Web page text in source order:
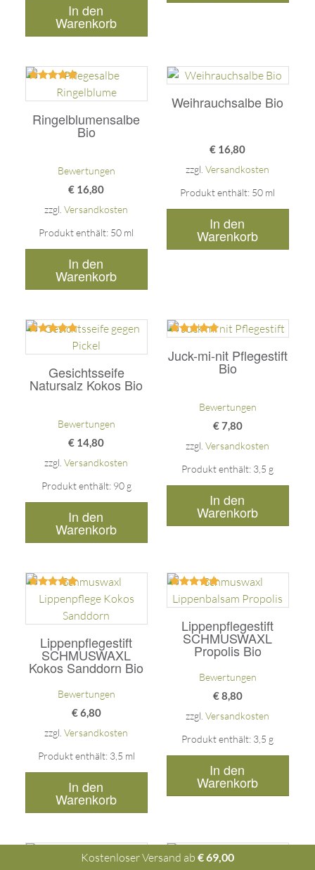
In den
Warenkorb
Ringelblumensalbe
Bio
Bewertet
mit
von 5
Bewertungen
€ 16,80
zzgl.Versandkosten
Produkt enthält: 50 ml
In den
Warenkorb
Weihrauchsalbe Bio
€ 16,80
zzgl.Versandkosten
Produkt enthält: 50 ml
In den
Warenkorb
Gesichtsseife
Natursalz Kokos Bio
von 5
Bewertungen
€ 14,80
zzgl.Versandkosten
Produkt enthält: 90 g
In den
Warenkorb
Juck-mi-nit Pflegestift
Bio
mit
5.00
Bewertungen
€7,80
zzgl.Versandkosten
Produkt enthält: 3,5 g
In den
Warenkorb
Lippenpflegestift
SCHMUSWAXL
Kokos Sanddorn Bio
Bewertet
mit
von 5
Bewertungen
€6,80
zzgl.Versandkosten
Produkt enthält: 3,5 ml
In den
Warenkorb
Lippenpflegestift
SCHMUSWAXL
Propolis Bio
Bewertet
mit
von 5
Bewertungen
€8,80
zzgl.Versandkosten
Produkt enthält: 3,5 g
In den
Warenkorb
Kostenloser Versand ab €69,00